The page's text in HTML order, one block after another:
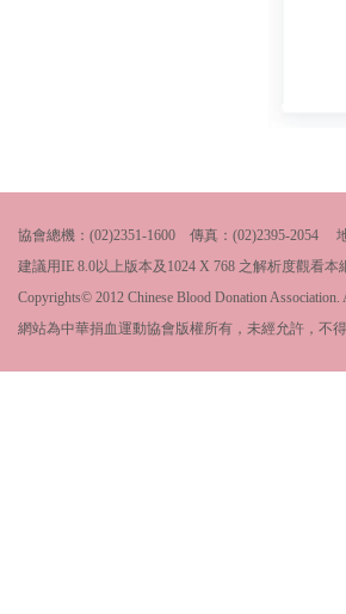
協會總機：(02)2351-1600 傳真：(02)2395-2054
建議用IE 8.0以上版本及1024 X 768 之解析度觀看本
Copyrights© 2012 Chinese Blood Donation Association.
網站為中華捐血運動協會版權所有，未經允許，不